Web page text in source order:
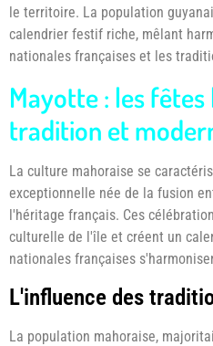
le territoire. La population
calendrier festif riche, mêlant
nationales françaises et les
Mayotte : les
tradition et
La culture mahoraise se
exceptionnelle née de la fusion
l'héritage français. Ces
culturelle de l'île et créent un
nationales françaises
L'influence des
La population mahoraise,